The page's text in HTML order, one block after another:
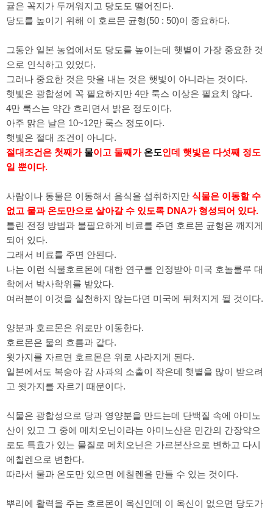
귤은 꼭지가 두꺼워지고 당도도 떨어진다.
당도를 높이기 위해 이 호르몬 균형(50 : 50)이 중요하다.
그동안 일본 농업에서도 당도를 높이는데 햇볕이 가장 중요한 것
으로 인식하고 있었다.
그러나 중요한 것은 맛을 내는 것은 햇빛이 아니라는 것이다.
햇빛은 광합성에 꼭 필요하지만 4만 룩스 이상은 필요치 않다.
4만 룩스는 약간 흐리면서 밝은 정도이다.
아주 맑은 날은 10~12만 룩스 정도이다.
햇빛은 절대 조건이 아니다.
절대조건은 첫째가 물이고 둘째가 온도인데 햇빛은 다섯째 정도
일 뿐이다.
사람이나 동물은 이동해서 음식을 섭취하지만 식물은 이동할 수
없고 물과 온도만으로 살아갈 수 있도록 DNA가 형성되어 있다.
틀린 전정 방법과 불필요하게 비료를 주면 호르몬 균형은 깨지게
되어 있다.
그래서 비료를 주면 안된다.
나는 이런 식물호르몬에 대한 연구를 인정받아 미국 호놀룰루 대
학에서 박사학위를 받았다.
여러분이 이것을 실천하지 않는다면 미국에 뒤처지게 될 것이다.
양분과 호르몬은 위로만 이동한다.
호르몬은 물의 흐름과 같다.
윗가지를 자르면 호르몬은 위로 사라지게 된다.
일본에서도 복숭아 감 사과의 소출이 작은데 햇볕을 많이 받으려
고 윗가지를 자르기 때문이다.
식물은 광합성으로 당과 영양분을 만드는데 단백질 속에 아미노
산이 있고 그 중에 메치오닌이라는 아미노산은 민간의 간장약으
로도 특효가 있는 물질로 메치오닌은 가르본산으로 변하고 다시
에칠렌으로 변한다.
따라서 물과 온도만 있으면 에칠렌을 만들 수 있는 것이다.
뿌리에 활력을 주는 호르몬이 옥신인데 이 옥신이 없으면 당도가